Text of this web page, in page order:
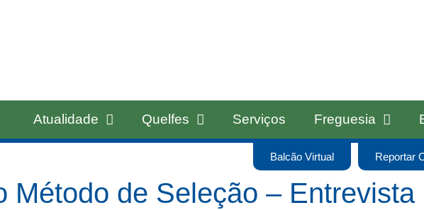
Atualidade Quelfes Serviços Freguesia
Balcão Virtual Reportar
Método de Seleção – Entrevista